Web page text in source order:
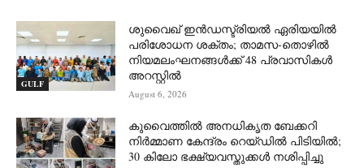
GULF
ശുവൈഖ് ഇൻഡസ്ട്രിയൽ ഏരിയയിൽ
പരിശോധന ശക്തം; താമസ-തൊഴിൽ
നിയമലംഘനങ്ങൾക്ക് 48 പ്രവാസികൾ
അറസ്റ്റിൽ
August 6, 2026
കുവൈത്തിൽ അനധികൃത ബേക്കറി
നിർമ്മാണ കേന്ദ്രം റെയ്ഡിൽ പിടിയിൽ;
30 കിലോ ഭക്ഷ്യവസ്തുക്കൾ നശിപ്പിച്ചു